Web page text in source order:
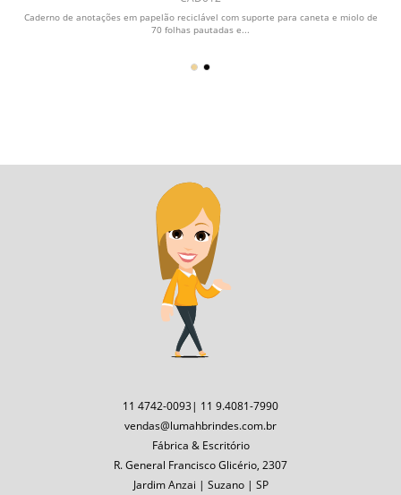
Caderno de anotações em papelão reciclável com suporte para caneta e miolo de
70 folhas pautadas e...
11 4742-0093| 11 9.4081-7990
vendas@lumahbrindes.com.br
Fábrica & Escritório
R. General Francisco Glicério, 2307
Jardim Anzai | Suzano | SP